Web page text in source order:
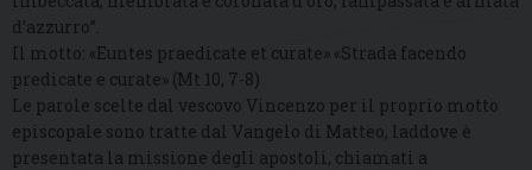
d’azzurro”.
Il motto: «Euntes praedicate et curate» «Strada facendo
predicate e curate» (Mt 10, 7-8)
Le parole scelte dal vescovo Vincenzo per il proprio motto
episcopale sono tratte dal Vangelo di Matteo, laddove è
presentata la missione degli apostoli, chiamati a